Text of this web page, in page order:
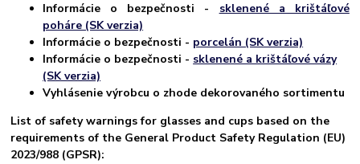
Informácie o bezpečnosti - sklenené a krištáľové
poháre (SK verzia)
Informácie o bezpečnosti - porcelán (SK verzia)
Informácie o bezpečnosti - sklenené a krištáľové vázy
(SK verzia)
Vyhlásenie výrobcu o zhode dekorovaného sortimentu
List of safety warnings for glasses and cups based on the
requirements of the General Product Safety Regulation (EU)
2023/988 (GPSR):